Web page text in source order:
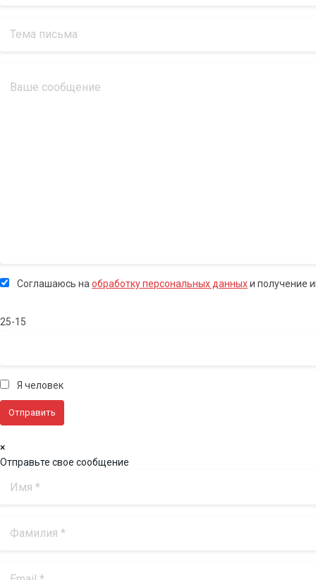
Соглашаюсь на обработку персональных данныхи получение
25-15
Я человек
×
Отправьте свое сообщение